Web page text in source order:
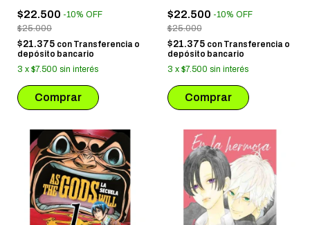
$22.500 -10% OFF
$25.000
$21.375 con Transferencia o
depósito bancario
3 x $7.500 sin interés
$22.500 -10% OFF
$25.000
$21.375 con Transferencia o
depósito bancario
3 x $7.500 sin interés